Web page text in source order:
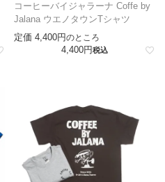
コーヒーバイジャラーナ Coffe by
Jalana ウエノタウンTシャツ
定価 4,400 のところ
4,400 税込